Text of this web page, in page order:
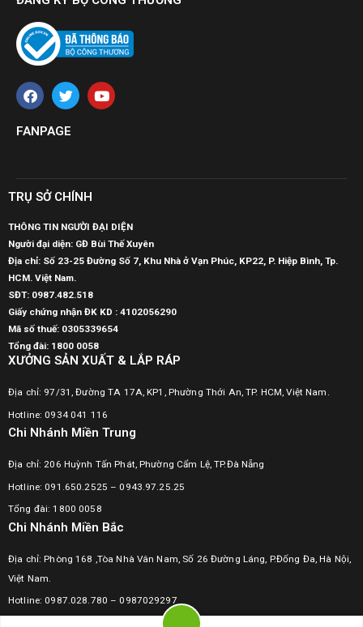
FANPAGE
TRỤ SỞ CHÍNH
THÔNG TIN NGƯỜI ĐẠI DIỆN
Người đại diện: GĐ Bùi Thế Xuyên
Địa chỉ: Số 23-25 Đường Số 7, Khu Nhà ở Vạn Phúc, KP22, P. Hiệp Bình, Tp.
HCM. Việt Nam.
SĐT: 0987.482.518
Giấy chứng nhận ĐK KD : 4102056290
Mã số thuế: 0305339654
Tổng đài: 1800 0058
XƯỞNG SẢN XUẤT & LẮP RÁP
Địa chỉ: 97/31, Đường TA 17A, KP1, Phường Thới An, TP. HCM, Việt Nam.
Hotline: 0934 041 116
Chi Nhánh Miền Trung
Địa chỉ: 206 Huỳnh Tấn Phát, Phường Cẩm Lệ, TP.Đà Nẵng
Hotline: 091.650.2525 – 0943.97.25.25
Tổng đài: 1800 0058
Chi Nhánh Miền Bắc
Địa chỉ: Phòng 168 ,Tòa Nhà Vân Nam, Số 26 Đường Láng, P.Đống Đa, Hà Nội,
Việt Nam.
Hotline: 0987.028.780 –0987029297